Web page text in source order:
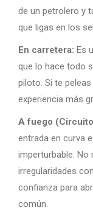
de un petrolero y
que ligas en los
En carretera: Es
que lo hace todo
piloto. Si te
experiencia más
A fuego
entrada en curva
imperturbable. No
irregularidades
confianza para
común.